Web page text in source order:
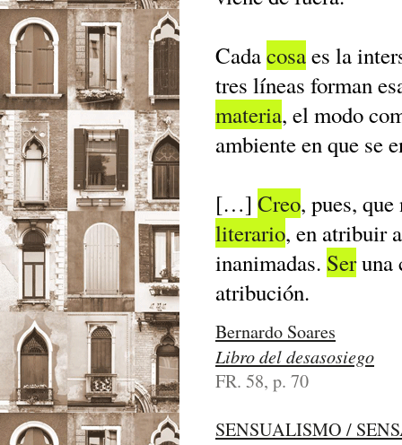
Cadacosaes la
tres líneas forman
materia, el modo
ambiente en que se
[…] Creo, pues,
literario, en atribuir
inanimadas. Seruna
atribución.
Bernardo Soares
Libro del desasosiego
FR. 58, p. 70
SENSUALISMO /